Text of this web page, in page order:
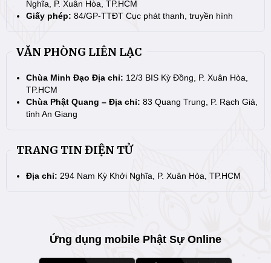
Nghĩa, P. Xuân Hòa, TP.HCM
Giấy phép: 84/GP-TTĐT Cục phát thanh, truyền hình
VĂN PHÒNG LIÊN LẠC
Chùa Minh Đạo Địa chỉ: 12/3 BIS Kỳ Đồng, P. Xuân Hòa,
TP.HCM
Chùa Phật Quang – Địa chỉ: 83 Quang Trung, P. Rạch Giá,
tỉnh An Giang
TRANG TIN ĐIỆN TỬ
Địa chỉ: 294 Nam Kỳ Khởi Nghĩa, P. Xuân Hòa, TP.HCM
Ứng dụng mobile Phật Sự Online